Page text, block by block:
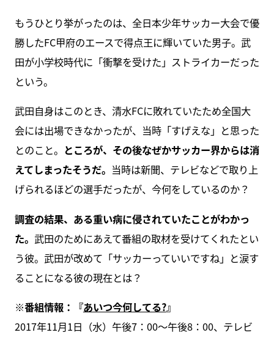
もうひとり挙がったのは、全日本少年サッカー大会で優
勝したFC甲府のエースで得点王に輝いていた男子。武
田が小学校時代に「衝撃を受けた」ストライカーだった
という。
武田自身はこのとき、清水FCに敗れていたため全国大
会には出場できなかったが、当時「すげえな」と思った
とのこと。 ところが、その後なぜかサッカー界からは消
えてしまったそうだ。 当時は新聞、テレビなどで取り上
げられるほどの選手だったが、今何をしているのか？
調査の結果、ある重い病に侵されていたことがわかっ
た。 武田のためにあえて番組の取材を受けてくれたとい
う彼。武田が改めて「サッカーっていいですね」と涙す
ることになる彼の現在とは？
※番組情報：『あいつ今何してる?』
2017年11月1日（水）午後7：00～午後8：00、テレビ